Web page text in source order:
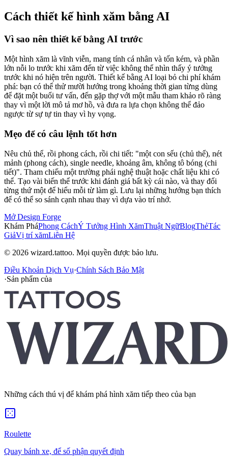
Cách thiết kế hình xăm bằng AI
Vì sao nên thiết kế bằng AI trước
Một hình xăm là vĩnh viễn, mang tính cá nhân và tốn kém, và phần
lớn nỗi lo trước khi xăm đến từ việc không thể nhìn thấy ý tưởng
trước khi nó hiện trên người. Thiết kế bằng AI loại bỏ chi phí khám
phá: bạn có thể thử mười hướng trong khoảng thời gian từng dùng
để đặt một buổi tư vấn, đến gặp thợ với một mẫu tham khảo rõ ràng
thay vì một lời mô tả mơ hồ, và đưa ra lựa chọn không thể đảo
ngược từ sự tự tin thay vì hy vọng.
Mẹo để có câu lệnh tốt hơn
Nêu chủ thể, rồi phong cách, rồi chi tiết: "một con sếu (chủ thể), nét
mảnh (phong cách), single needle, khoảng âm, không tô bóng (chi
tiết)". Tham chiếu một trường phái nghệ thuật hoặc chất liệu khi có
thể. Tạo vài biến thể trước khi đánh giá bất kỳ cái nào, và thay đổi
từng thứ một để hiểu mỗi từ làm gì. Lưu lại những hướng bạn thích
để có thể so sánh cạnh nhau thay vì dựa vào trí nhớ.
Mở Design Forge
Khám PháPhong CáchÝ Tưởng Hình XămThuật NgữBlogThẻTác
GiảVị trí xămLiên Hệ
© 2026 wizard.tattoo. Mọi quyền được bảo lưu.
Điều Khoản Dịch Vụ·Chính Sách Bảo Mật
·Sản phẩm của
Những cách thú vị để khám phá hình xăm tiếp theo của bạn
Roulette
Quay bánh xe, để số phận quyết định